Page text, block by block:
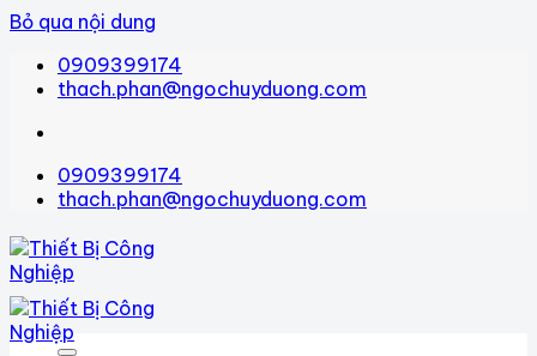
Bỏ qua nội dung
0909399174
thach.phan@ngochuyduong.com
0909399174
thach.phan@ngochuyduong.com